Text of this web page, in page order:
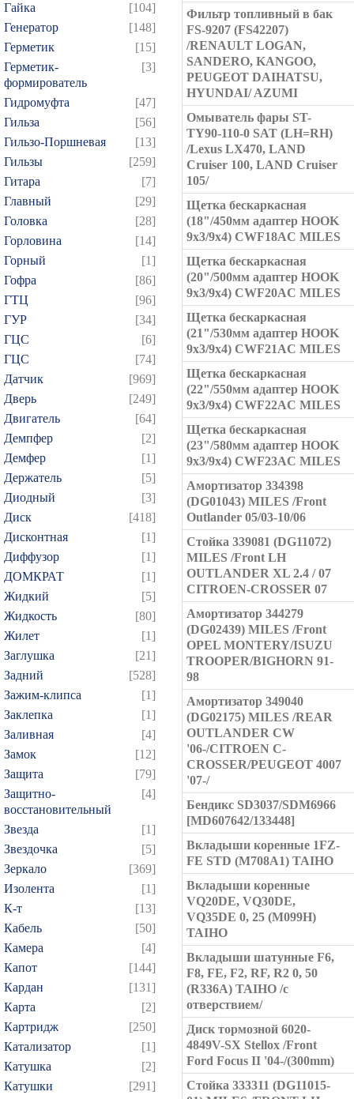
Гайка
[104]
Генератор
[148]
Герметик
[15]
Герметик-
формирователь
[3]
Гидромуфта
[47]
Гильза
[56]
Гильзо-Поршневая
[13]
Гильзы
[259]
Гитара
[7]
Главный
[29]
Головка
[28]
Горловина
[14]
Горный
[1]
Гофра
[86]
ГТЦ
[96]
ГУР
[34]
ГЦC
[6]
ГЦС
[74]
Датчик
[969]
Дверь
[249]
Двигатель
[64]
Демпфер
[2]
Демфер
[1]
Держатель
[5]
Диодный
[3]
Диск
[418]
Дисконтная
[1]
Диффузор
[1]
ДОМКРАТ
[1]
Жидкий
[5]
Жидкость
[80]
Жилет
[1]
Заглушка
[21]
Задний
[528]
Зажим-клипса
[1]
Заклепка
[1]
Заливная
[4]
Замок
[12]
Защита
[79]
Защитно-
восстановительный
[4]
Звезда
[1]
Звездочка
[5]
Зеркало
[369]
Изолента
[1]
К-т
[13]
Кабель
[50]
Камера
[4]
Капот
[144]
Кардан
[131]
Карта
[2]
Картридж
[250]
Катализатор
[1]
Катушка
[2]
Катушки
[291]
Фильтр топливный в бак
FS-9207 (FS42207)
/RENAULT LOGAN,
SANDERO, KANGOO,
PEUGEOT DAIHATSU,
HYUNDAI/ AZUMI
Омыватель фары ST-
TY90-110-0 SAT (LH=RH)
/Lexus LX470, LAND
Cruiser 100, LAND Cruiser
105/
Щетка бескаркасная
(18"/450мм адаптер HOOK
9x3/9x4) CWF18AC MILES
Щетка бескаркасная
(20"/500мм адаптер HOOK
9x3/9x4) CWF20AC MILES
Щетка бескаркасная
(21"/530мм адаптер HOOK
9x3/9x4) CWF21AC MILES
Щетка бескаркасная
(22"/550мм адаптер HOOK
9x3/9x4) CWF22AC MILES
Щетка бескаркасная
(23"/580мм адаптер HOOK
9x3/9x4) CWF23AC MILES
Амортизатор 334398
(DG01043) MILES /Front
Outlander 05/03-10/06
Стойка 339081 (DG11072)
MILES /Front LH
OUTLANDER XL 2.4 / 07
CITROEN-CROSSER 07
Амортизатор 344279
(DG02439) MILES /Front
OPEL MONTERY/ISUZU
TROOPER/BIGHORN 91-
98
Амортизатор 349040
(DG02175) MILES /REAR
OUTLANDER CW
'06-/CITROEN C-
CROSSER/PEUGEOT 4007
'07-/
Бендикс SD3037/SDM6966
[MD607642/133448]
Вкладыши коренные 1FZ-
FE STD (M708A1) TAIHO
Вкладыши коренные
VQ20DE, VQ30DE,
VQ35DE 0, 25 (M099H)
TAIHO
Вкладыши шатунные F6,
F8, FE, F2, RF, R2 0, 50
(R336A) TAIHO /с
отверствием/
Диск тормозной 6020-
4849V-SX Stellox /Front
Ford Focus II '04-/(300mm)
Стойка 333311 (DG11015-